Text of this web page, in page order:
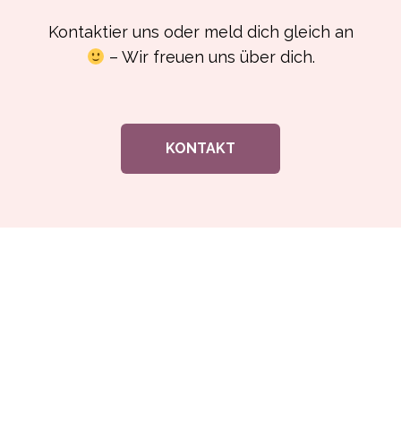
Kontaktier uns oder meld dich gleich an
– Wir freuen uns über dich.
KONTAKT